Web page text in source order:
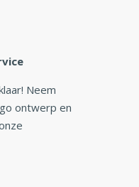
Neem
ontwerp en